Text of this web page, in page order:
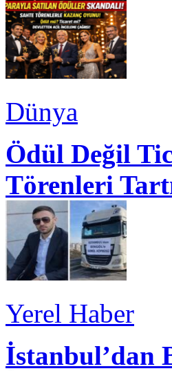
Dünya
Ödül Değil
Törenleri
Yerel Haber
İstanbul’dan